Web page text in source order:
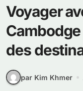
Voyager
des
par Kim Khmer